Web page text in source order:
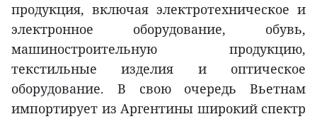
продукция, включая электротехническое и
электронное оборудование, обувь,
машиностроительную продукцию,
текстильные изделия и оптическое
оборудование. В свою очередь Вьетнам
импортирует из Аргентины широкий спектр